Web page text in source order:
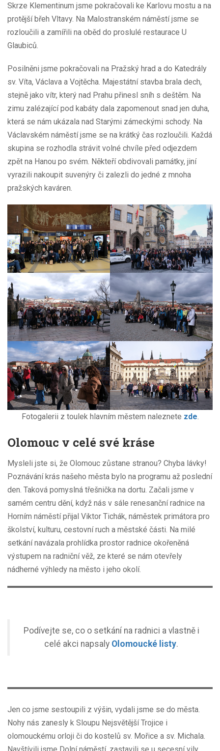
Skrze Klementinum jsme pokračovali ke Karlovu mostu a na
protější břeh Vltavy. Na Malostranském náměstí jsme se
rozloučili a zamířili na oběd do proslulé restaurace U
Glaubiců.
Posilněni jsme pokračovali na Pražský hrad a do Katedrály
sv. Víta, Václava a Vojtěcha. Majestátní stavba brala dech,
stejně jako vítr, který nad Prahu přinesl sníh s deštěm. Na
zimu zalézající pod kabáty dala zapomenout snad jen duha,
která se nám ukázala nad Starými zámeckými schody. Na
Václavském náměstí jsme se na krátký čas rozloučili. Každá
skupina se rozhodla strávit volné chvíle před odjezdem
zpět na Hanou po svém. Někteří obdivovali památky, jiní
vyrazili nakoupit suvenýry či zalezli do jedné z mnoha
pražských kaváren.
Fotogalerii z toulek hlavním městem naleznete zde
Olomouc v celé své kráse
Mysleli jste si, že Olomouc zůstane stranou? Chyba lávky!
Poznávání krás našeho města bylo na programu až poslední
den. Taková pomyslná třešnička na dortu. Začali jsme v
samém centru dění, když nás v sále renesanční radnice na
Horním náměstí přijal Viktor Tichák, náměstek primátora pro
školství, kulturu, cestovní ruch a městské části. Na milé
setkání navázala prohlídka prostor radnice okořeněná
výstupem na radniční věž, ze které se nám otevřely
nádherné výhledy na město i jeho okolí.
Podívejte se, co o setkání na radnici a vlastně i
celé akci napsaly Olomoucké listy.
Jen co jsme sestoupili z výšin, vydali jsme se do města.
Nohy nás zanesly k Sloupu Nejsvětější Trojice i
olomouckému orloji či do kostelů sv. Mořice a sv. Michala.
Navštívili jsme Dolní náměstí, zastavili se u secesní vily